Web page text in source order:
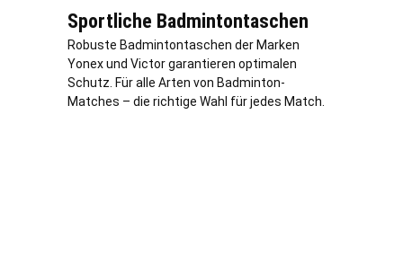
Sportliche Badmintontaschen
Robuste Badmintontaschen der Marken
Yonex und Victor garantieren optimalen
Schutz. Für alle Arten von Badminton-
Matches – die richtige Wahl für jedes Match.